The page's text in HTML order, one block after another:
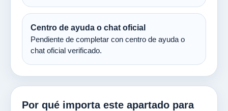
Centro de ayuda o chat oficial
Pendiente de completar con centro de ayuda o
chat oficial verificado.
Por qué importa este apartado para